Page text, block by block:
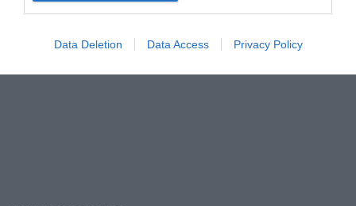
Data Deletion Data Access Privacy Policy